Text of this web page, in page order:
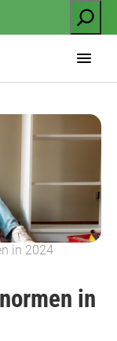
in 2024
in